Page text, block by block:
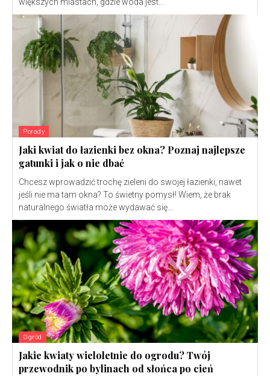
większych miastach, gdzie woda jest...
Porady
Jaki kwiat do łazienki bez okna? Poznaj najlepsze
gatunki i jak o nie dbać
Chcesz wprowadzić trochę zieleni do swojej łazienki, nawet
jeśli nie ma tam okna? To świetny pomysł! Wiem, że brak
naturalnego światła może wydawać się...
Ogród
Jakie kwiaty wieloletnie do ogrodu? Twój
przewodnik po bylinach od słońca po cień